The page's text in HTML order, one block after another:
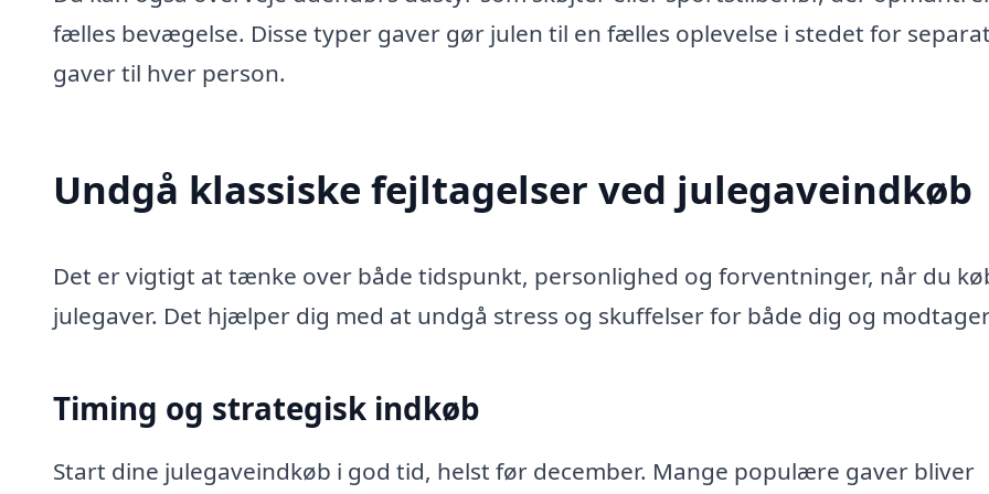
fælles bevægelse. Disse typer gaver gør julen til en fælles oplevelse i stedet for
gaver til hver person.
Undgå klassiske fejltagelser ved julegaveindkøb
Det er vigtigt at tænke over både tidspunkt, personlighed og forventninger, når du
julegaver. Det hjælper dig med at undgå stress og skuffelser for både dig og
Timing og strategisk indkøb
Start dine julegaveindkøb i god tid, helst før december. Mange populære gaver bliver